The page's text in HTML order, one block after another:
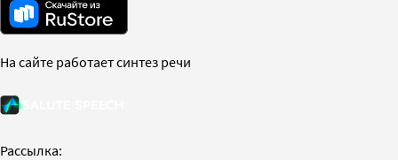
На сайте работает синтез речи
Рассылка: